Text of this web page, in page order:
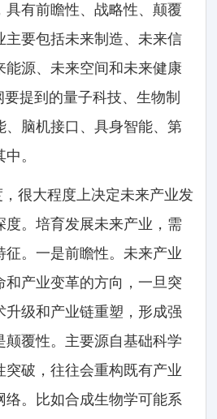
具有前瞻性、战略性、颠覆
主要包括未来制造、未来信
能源、未来空间和未来健康
提到的量子科技、生物制
、脑机接口、具身智能、第
。
很大程度上决定未来产业发
度。培育发展未来产业，需
征。一是前瞻性。未来产业
和产业变革的方向，一旦突
升级和产业链重塑，形成强
颠覆性。主要源自基础科学
突破，往往会重构既有产业
络。比如合成生物学可能系